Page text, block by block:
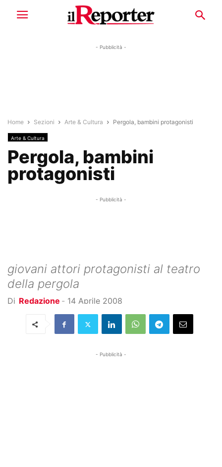
- Pubblicità -
Home Sezioni Arte & Cultura Pergola, bambini protagonisti
Arte & Cultura
Pergola, bambini
protagonisti
- Pubblicità -
giovani attori protagonisti al teatro
della pergola
Di Redazione - 14 Aprile 2008
- Pubblicità -